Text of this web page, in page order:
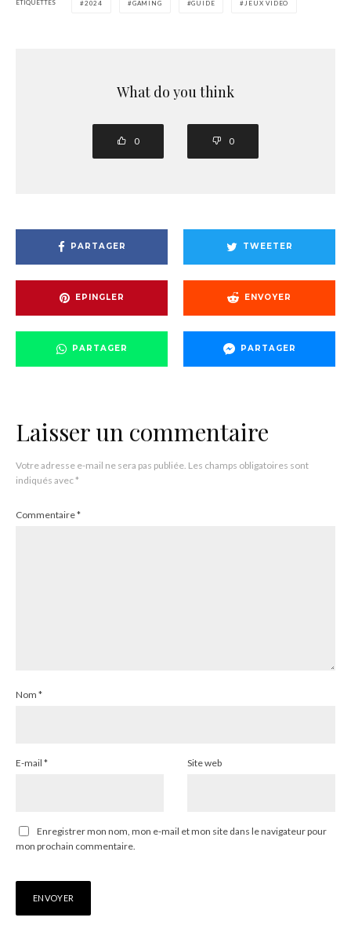
ÉTIQUETTES 2024 GAMING GUIDE JEUX VIDEO
What do you think
0 0
PARTAGER TWEETER
EPINGLER ENVOYER
PARTAGER PARTAGER
Laisser un commentaire
Votre adresse e-mail ne sera pas publiée. Les champs obligatoires sont
indiqués avec*
Commentaire*
Nom *
E-mail * Site web
Enregistrer mon nom, mon e-mail et mon site dans le navigateur pour
mon prochain commentaire.